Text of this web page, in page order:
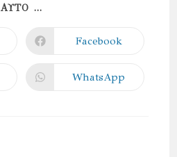
ΑΥΤΌ ...
CONTENT
Opens
new
window
Facebook
Opens
WhatsApp